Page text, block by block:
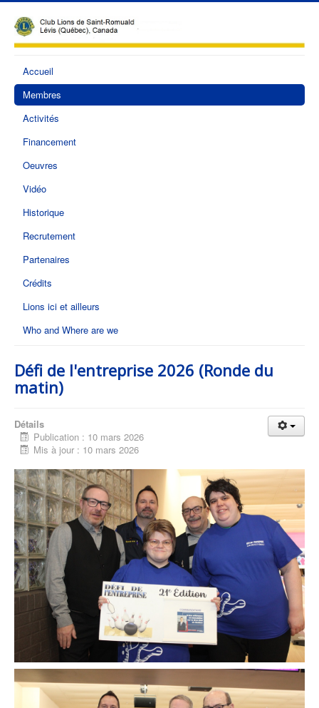
Accueil
Membres
Activités
Financement
Oeuvres
Vidéo
Historique
Recrutement
Partenaires
Crédits
Lions ici et ailleurs
Who and Where are we
Défi de l'entreprise 2026 (Ronde du
matin)
Détails
Publication : 10 mars 2026
Mis à jour : 10 mars 2026